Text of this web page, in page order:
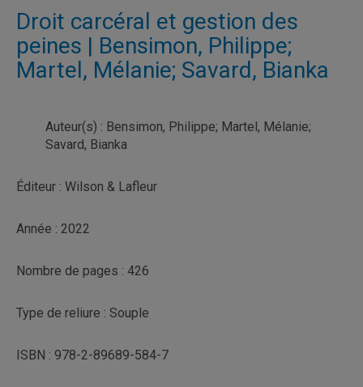
Droit carcéral et gestion des
peines | Bensimon, Philippe;
Martel, Mélanie; Savard, Bianka
Auteur(s) : Bensimon, Philippe; Martel, Mélanie;
Savard, Bianka
Éditeur : Wilson & Lafleur
Année : 2022
Nombre de pages : 426
Type de reliure : Souple
ISBN : 978-2-89689-584-7